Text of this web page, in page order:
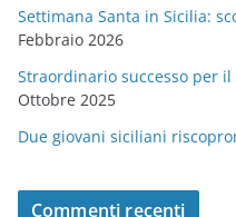
Settimana Santa in Sicilia:
Febbraio 2026
Straordinario successo per
Ottobre 2025
Due giovani siciliani
Commenti recenti